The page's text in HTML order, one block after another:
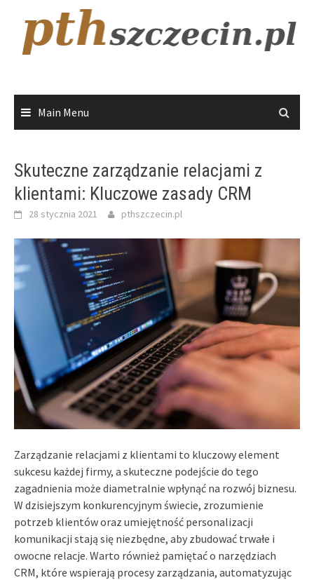
content
Main Menu
Skuteczne zarządzanie relacjami z
klientami: Kluczowe zasady CRM
28 stycznia 2021 pthszczecin.pl
Zarządzanie relacjami z klientami to kluczowy element
sukcesu każdej firmy, a skuteczne podejście do tego
zagadnienia może diametralnie wpłynąć na rozwój biznesu.
W dzisiejszym konkurencyjnym świecie, zrozumienie
potrzeb klientów oraz umiejętność personalizacji
komunikacji stają się niezbędne, aby zbudować trwałe i
owocne relacje. Warto również pamiętać o narzędziach
CRM, które wspierają procesy zarządzania, automatyzując